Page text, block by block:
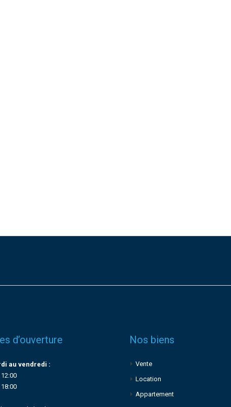
d’ouverture
au vendredi :
Nos biens
Vente
Location
Appartement